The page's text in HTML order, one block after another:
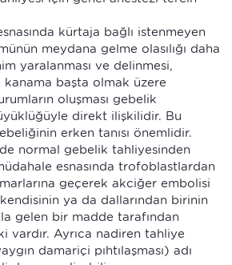
kürtaja bağlı istenmeyen
meydana gelme olasılığı daha
yaralanması ve delinmesi,
başta olmak üzere
oluşması gebelik
direkt ilişkilidir. Bu
erken tanısı önemlidir.
normal gebelik tahliyesinden
esnasında trofoblastlardan
geçerek akciğer embolisi
ya da dallarından birinin
gelen bir madde tarafından
vardır. Ayrıca nadiren tahliye
damariçi pıhtılaşması) adı